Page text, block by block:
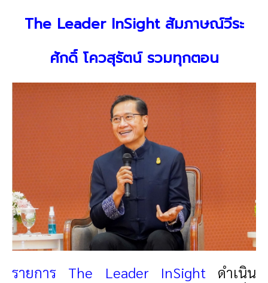
The Leader InSight สัมภาษณ์วีระ
ศักดิ์ โควสุรัตน์ รวมทุกตอน
รายการ The Leader InSightดำเนิน